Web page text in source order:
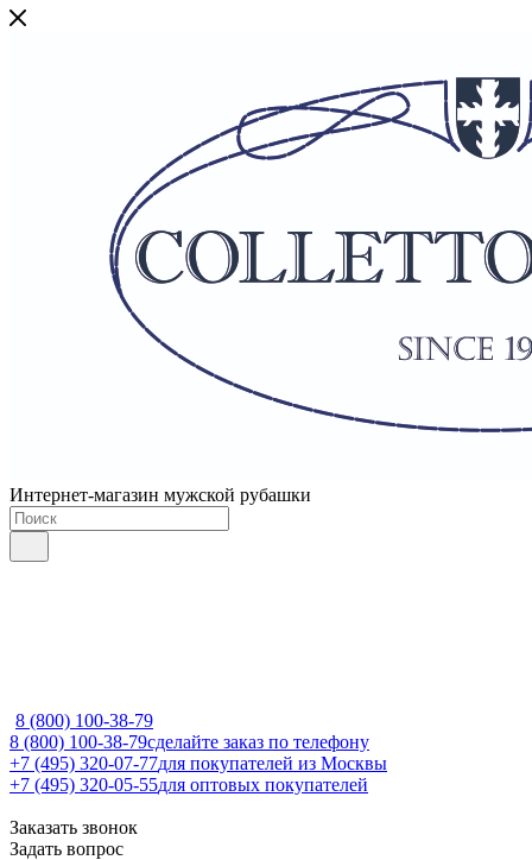
Интернет-магазин мужской рубашки
8 (800) 100-38-79
8 (800) 100-38-79сделайте заказ по телефону
+7 (495) 320-07-77для покупателей из Москвы
+7 (495) 320-05-55для оптовых покупателей
Заказать звонок
Задать вопрос